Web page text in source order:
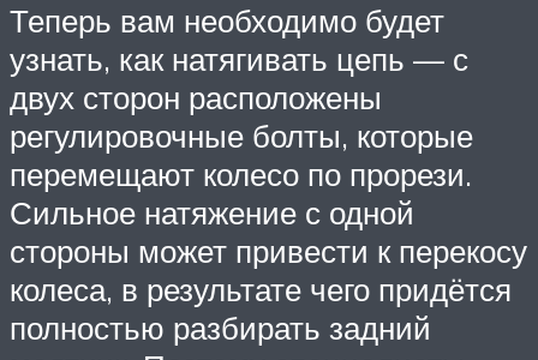
Теперь вам необходимо будет
узнать, как натягивать цепь — с
двух сторон расположены
регулировочные болты, которые
перемещают колесо по прорези.
Сильное натяжение с одной
стороны может привести к перекосу
колеса, в результате чего придётся
полностью разбирать задний